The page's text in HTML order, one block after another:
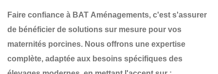
Faire confiance à BAT Aménagements, c'est s'assurer
de bénéficier de solutions sur mesure pour vos
maternités porcines. Nous offrons une expertise
complète, adaptée aux besoins spécifiques des